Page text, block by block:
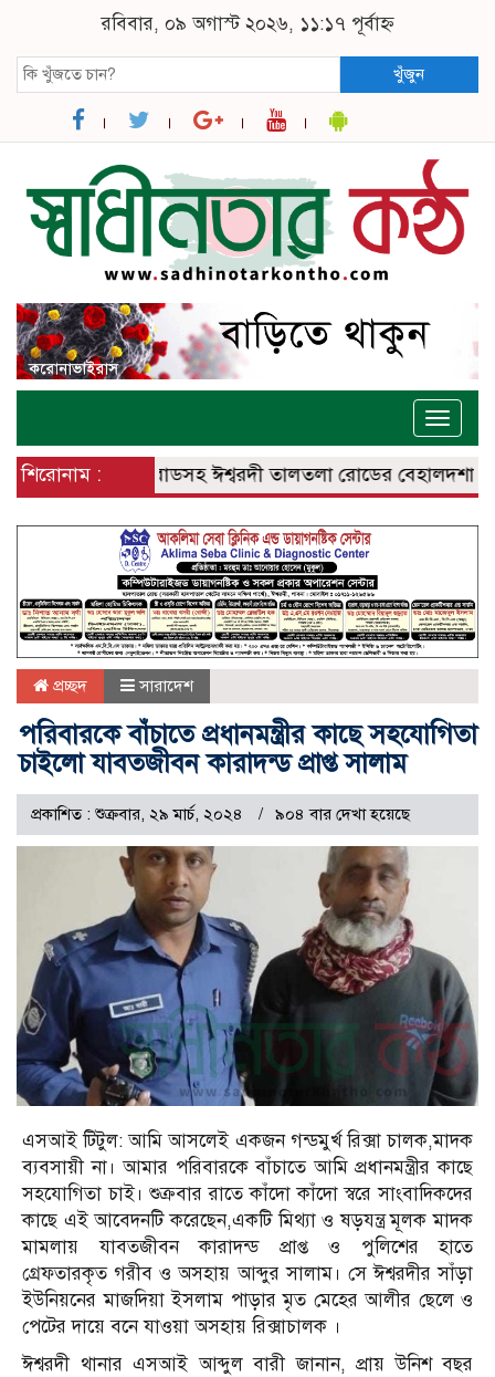
রবিবার, ০৯ অগাস্ট ২০২৬, ১১:১৭ পূর্বাহ্ন
খুঁজুন
Toggle
শিরোনাম :
– বানেশ্বর রোডসহ ঈশ্বরদী তালতলা রোডের বেহালদশা
প্রচ্ছদ সারাদেশ
পরিবারকে বাঁচাতে প্রধানমন্ত্রীর কাছে সহযোগিতা
চাইলো যাবতজীবন কারাদন্ড প্রাপ্ত সালাম
প্রকাশিত : শুক্রবার, ২৯ মার্চ, ২০২৪ ৯০৪ বার দেখা হয়েছে
এসআই টিটুল: আমি আসলেই একজন গন্ডমুর্খ রিক্সা চালক,মাদক
ব্যবসায়ী না। আমার পরিবারকে বাঁচাতে আমি প্রধানমন্ত্রীর কাছে
সহযোগিতা চাই। শুক্রবার রাতে কাঁদো কাঁদো স্বরে সাংবাদিকদের
কাছে এই আবেদনটি করেছেন,একটি মিথ্যা ও ষড়যন্ত্র মূলক মাদক
মামলায় যাবতজীবন কারাদন্ড প্রাপ্ত ও পুলিশের হাতে
গ্রেফতারকৃত গরীব ও অসহায় আব্দুর সালাম। সে ঈশ্বরদীর সাঁড়া
ইউনিয়নের মাজদিয়া ইসলাম পাড়ার মৃত মেহের আলীর ছেলে ও
পেটের দায়ে বনে যাওয়া অসহায় রিক্সাচালক ।
ঈশ্বরদী থানার এসআই আব্দুল বারী জানান, প্রায় উনিশ বছর